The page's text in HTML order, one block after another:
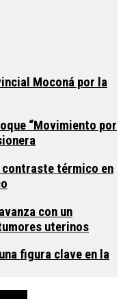
Moconá por la
“Movimiento por
contraste térmico en
con un
uterinos
figura clave en la